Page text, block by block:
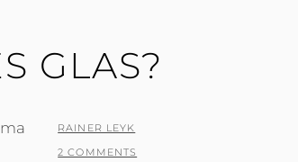
GLAS?
POSTED
ON
BY
RAINER LEYK
2 COMMENTS